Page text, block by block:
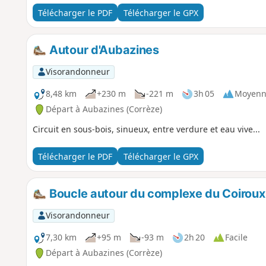
Télécharger le PDF Télécharger le GPX
Autour d'Aubazines
Visorandonneur
8,48 km
+230 m -221 m 3h 05
Départ à Aubazines (Corrèze)
Circuit en sous-bois, sinueux, entre verdure et eau vive...
Télécharger le PDF Télécharger le GPX
Boucle autour du complexe du Coiroux
Visorandonneur
7,30 km
+95 m -93 m 2h 20
Facile
Départ à Aubazines (Corrèze)